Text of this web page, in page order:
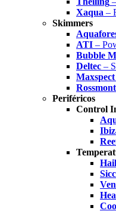
Xaqua –
Skimmers
ATI –
Bubble
Deltec –
Maxspect
Rossmont
Periféricos
Control